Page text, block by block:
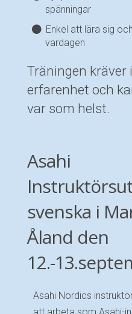
spänningar
Enkel att lära sig
vardagen
Träningen kräver
erfarenhet och
var som helst.
Asahi
svenska i
Åland den
12.-
Asahi Nordics